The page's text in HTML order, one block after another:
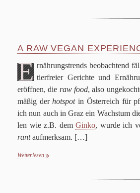
A RAW VEGAN
E rnäh­rungs­trends beob­ach­tend
tier­freier Gerichte und
eröff­nen, die raw food, also
mä­ßig derhot­spotin Öster­reich für
ich nun auch in Graz ein Wachs­tum
len wie z.B. demGinko, wurde ich
rantauf­merk­sam. […]
Weiterlesen